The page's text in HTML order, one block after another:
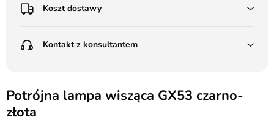
Koszt dostawy
Poczta Polska Kurier 48H - 11 zł
(od 1000 zł dla gabarytów, nie dotyczy produktów 3m)
Kontakt z konsultantem
Batalionów Chłopskich 12, 94-058 Łódź
Potrójna lampa wisząca GX53 czarno-
złota